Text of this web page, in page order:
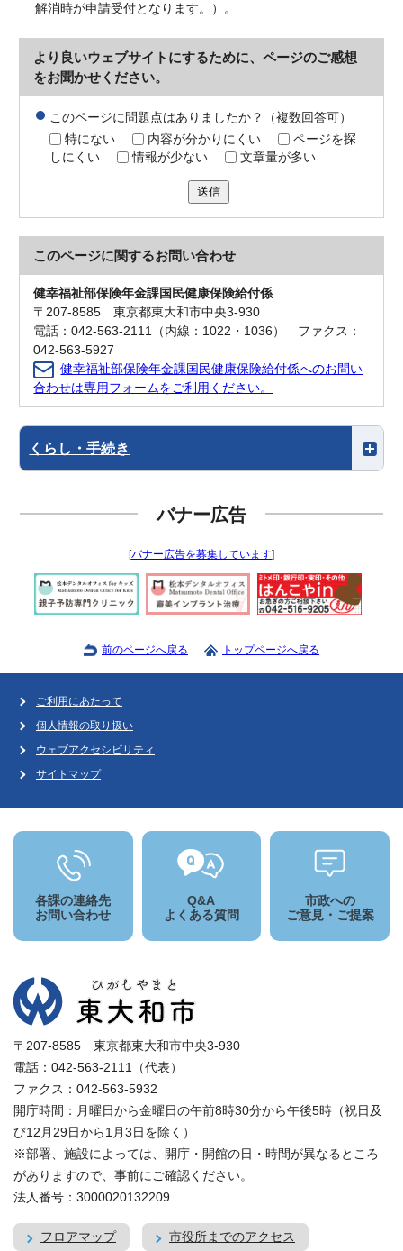
解消時が申請受付となります。）。
より良いウェブサイトにするために、ページのご感想
をお聞かせください。
このページに問題点はありましたか？（複数回答可）
特にない
内容が分かりにくい
ページを探
しにくい
情報が少ない 文章量が多い
送信
このページに関するお問い合わせ
健幸福祉部保険年金課国民健康保険給付係
〒207-8585 東京都東大和市中央3-930
電話：042-563-2111（内線：1022・1036） ファクス：
042-563-5927
健幸福祉部保険年金課国民健康保険給付係へのお問い
合わせは専用フォームをご利用ください。
くらし・手続き
バナー広告
[バナー広告を募集しています]
前のページへ戻る トップページへ戻る
ご利用にあたって
個人情報の取り扱い
ウェブアクセシビリティ
サイトマップ
各課の連絡先
お問い合わせ
Q&A
よくある質問
市政への
ご意見・ご提案
〒207-8585 東京都東大和市中央3-930
電話：042-563-2111（代表）
ファクス：042-563-5932
開庁時間：月曜日から金曜日の午前8時30分から午後5時（祝日及
び12月29日から1月3日を除く）
※部署、施設によっては、開庁・開館の日・時間が異なるところ
がありますので、事前にご確認ください。
法人番号：3000020132209
フロアマップ 市役所までのアクセス